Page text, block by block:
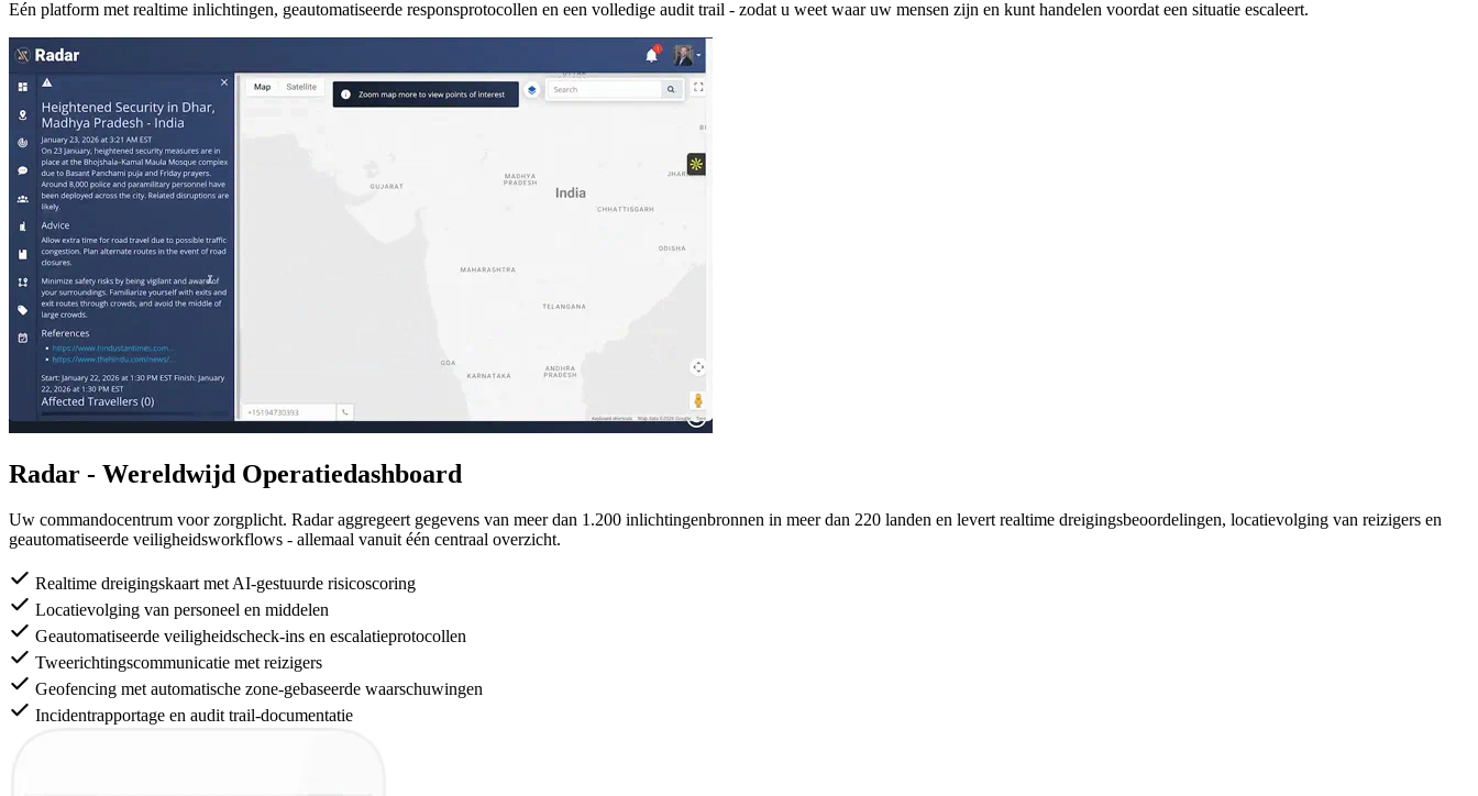
Eén platform met realtime inlichtingen, geautomatiseerde responsprotocollen en een volledige audit trail - zodat u weet waar uw mensen zijn en kunt handelen voordat een situatie escaleert.
Radar - Wereldwijd Operatiedashboard
Uw commandocentrum voor zorgplicht. Radar aggregeert gegevens van meer dan 1.200 inlichtingenbronnen in meer dan 220 landen en levert realtime dreigingsbeoordelingen, locatievolging van reizigers en
geautomatiseerde veiligheidsworkflows - allemaal vanuit één centraal overzicht.
Realtime dreigingskaart met AI-gestuurde risicoscoring
Locatievolging van personeel en middelen
Geautomatiseerde veiligheidscheck-ins en escalatieprotocollen
Tweerichtingscommunicatie met reizigers
Geofencing met automatische zone-gebaseerde waarschuwingen
Incidentrapportage en audit trail-documentatie